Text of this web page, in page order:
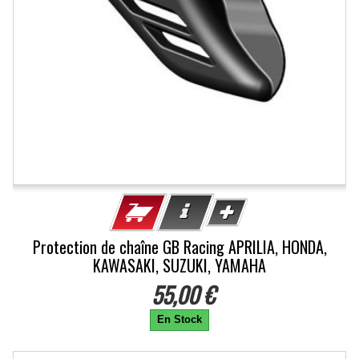
Protection de chaîne GB Racing APRILIA, HONDA,
KAWASAKI, SUZUKI, YAMAHA
55,00 €
En Stock